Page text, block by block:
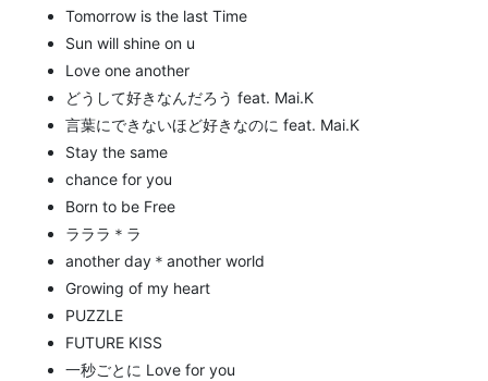
Tomorrow is the last Time
Sun will shine on u
Love one another
どうして好きなんだろう feat. Mai.K
言葉にできないほど好きなのに feat. Mai.K
Stay the same
chance for you
Born to be Free
ラララ＊ラ
another day＊another world
Growing of my heart
PUZZLE
FUTURE KISS
一秒ごとに Love for you